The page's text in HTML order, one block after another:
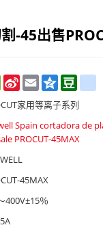
-45出售
WeChat
Sina
Weibo
Email Qzone
家用等离子系列
Spain cortadora de
PROCUT-45MAX
45MAX
400V±15％